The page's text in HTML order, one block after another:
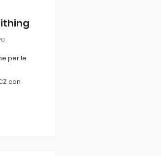
per le
con